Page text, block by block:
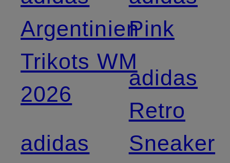
Argentinien
Trikots WM
2026
adidas
Pink
adidas
Retro
Sneaker